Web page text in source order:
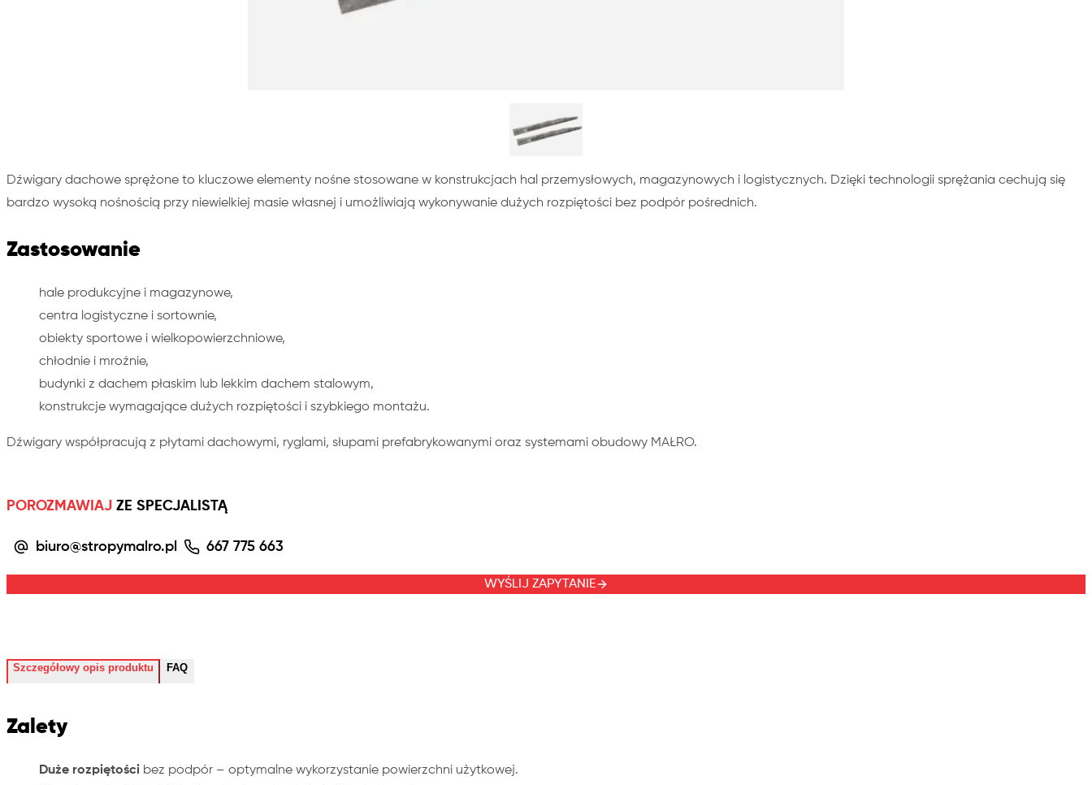
Dźwigary dachowe sprężone to kluczowe elementy nośne stosowane w konstrukcjach hal przemysłowych, magazynowych i logistycznych. Dzięki technologii sprężania cechują się
bardzo wysoką nośnością przy niewielkiej masie własnej i umożliwiają wykonywanie dużych rozpiętości bez podpór pośrednich.
Zastosowanie
hale produkcyjne i magazynowe,
centra logistyczne i sortownie,
obiekty sportowe i wielkopowierzchniowe,
chłodnie i mroźnie,
budynki z dachem płaskim lub lekkim dachem stalowym,
konstrukcje wymagające dużych rozpiętości i szybkiego montażu.
Dźwigary współpracują z płytami dachowymi, ryglami, słupami prefabrykowanymi oraz systemami obudowy MAŁRO.
POROZMAWIAJ ZE SPECJALISTĄ
biuro@stropymalro.pl 667 775 663
WYŚLIJ ZAPYTANIE
Szczegółowy opis produktu FAQ
Zalety
Duże rozpiętości bez podpór – optymalne wykorzystanie powierzchni użytkowej.